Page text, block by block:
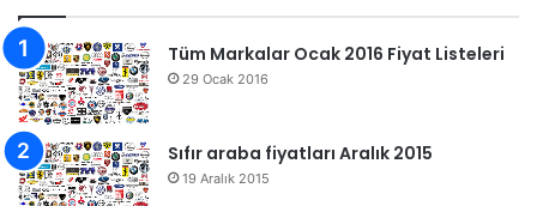
Tüm Markalar Ocak 2016 Fiyat Listeleri
29 Ocak 2016
Sıfır araba fiyatları Aralık 2015
19 Aralık 2015